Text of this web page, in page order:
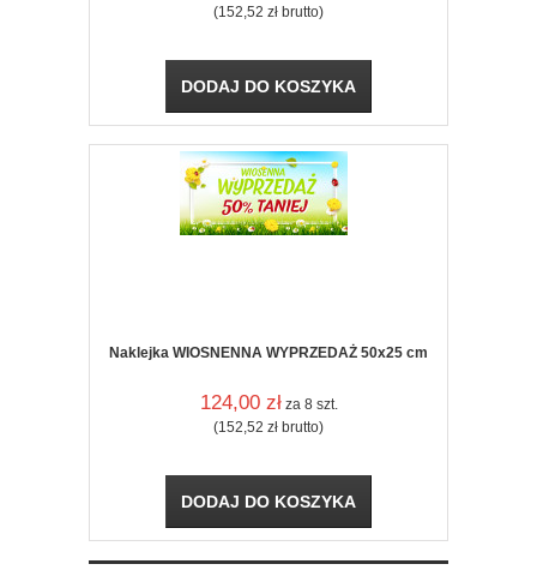
(152,52 zł brutto)
DODAJ DO KOSZYKA
Naklejka WIOSNENNA WYPRZEDAŻ 50x25 cm
124,00 złza 8 szt.
(152,52 zł brutto)
DODAJ DO KOSZYKA